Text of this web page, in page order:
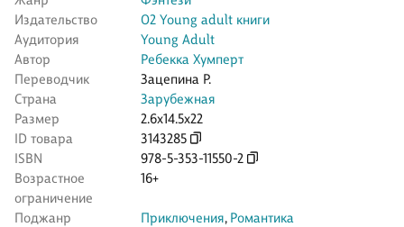
Издательство
О2 Young adult книги
Аудитория
Young Adult
Автор
Ребекка Хумперт
Переводчик
Зацепина Р.
Страна
Зарубежная
Размер
2.6x14.5x22
ID товара
3143285
ISBN
978-5-353-11550-2
Возрастное
ограничение
16+
Поджанр Приключения, Романтика